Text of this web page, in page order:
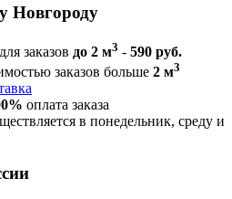
Новгороду
заказов до 2 м3 - 590 руб.
заказов больше 2 м3
оплата заказа
в понедельник, среду и